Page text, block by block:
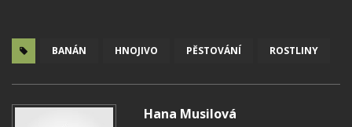
BANÁN HNOJIVO PĚSTOVÁNÍ ROSTLINY
Hana Musilová